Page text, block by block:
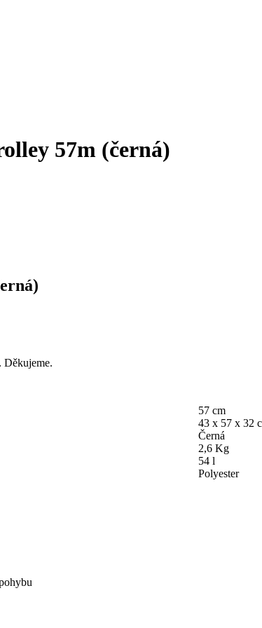
57m (černá)
Děkujeme.
57 cm
43 x 57 x 32
Černá
2,6 Kg
54 l
Polyester